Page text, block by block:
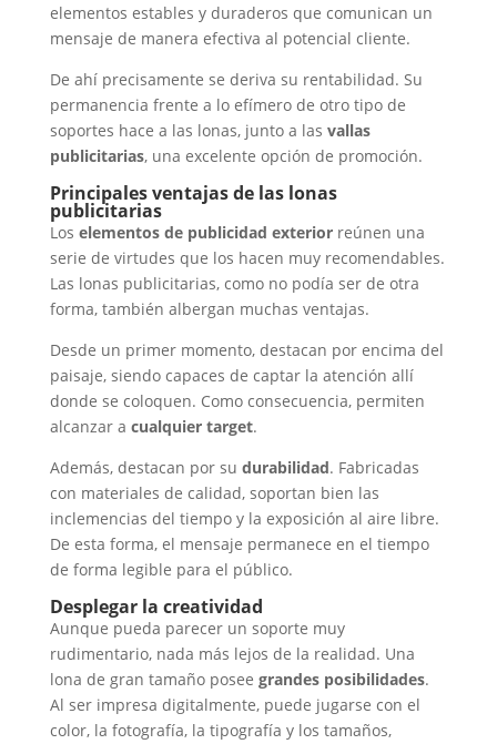
elementos estables y duraderos que comunican un
mensaje de manera efectiva al potencial cliente.
De ahí precisamente se deriva su rentabilidad. Su
permanencia frente a lo efímero de otro tipo de
soportes hace a las lonas, junto a las vallas
publicitarias, una excelente opción de promoción.
Principales ventajas de las lonas
publicitarias
Los elementos de publicidad exteriorreúnen una
serie de virtudes que los hacen muy recomendables.
Las lonas publicitarias, como no podía ser de otra
forma, también albergan muchas ventajas.
Desde un primer momento, destacan por encima del
paisaje, siendo capaces de captar la atención allí
donde se coloquen. Como consecuencia, permiten
alcanzar a cualquier target.
Además, destacan por su durabilidad. Fabricadas
con materiales de calidad, soportan bien las
inclemencias del tiempo y la exposición al aire libre.
De esta forma, el mensaje permanece en el tiempo
de forma legible para el público.
Desplegar la creatividad
Aunque pueda parecer un soporte muy
rudimentario, nada más lejos de la realidad. Una
lona de gran tamaño posee grandes posibilidades.
Al ser impresa digitalmente, puede jugarse con el
color, la fotografía, la tipografía y los tamaños,